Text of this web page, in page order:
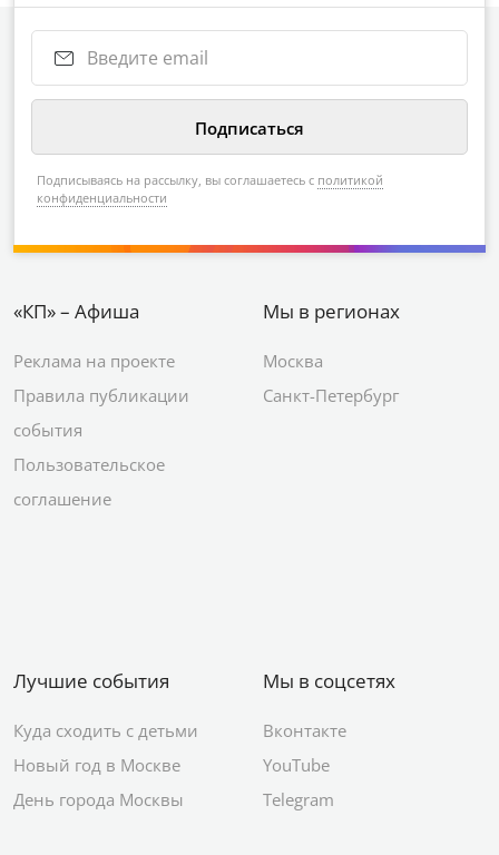
Подписываясь на рассылку, вы соглашаетесь с политикой
конфиденциальности
«КП» – Афиша
Реклама на проекте
Правила публикации
события
Пользовательское
соглашение
Мы в регионах
Москва
Санкт-Петербург
Лучшие события
Куда сходить с детьми
Новый год в Москве
День города Москвы
Мы в соцсетях
Вконтакте
YouTube
Telegram